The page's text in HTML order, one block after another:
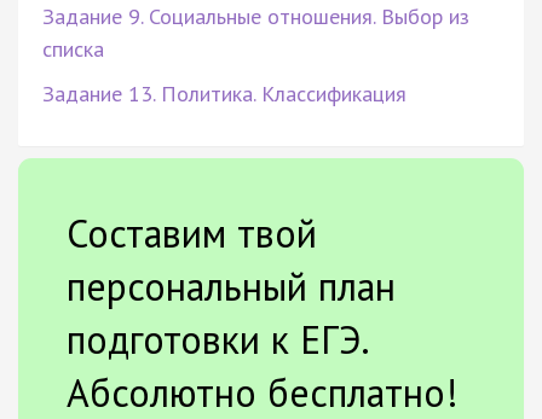
Задание 9. Социальные отношения. Выбор из
списка
Задание 13. Политика. Классификация
Составим твой
персональный план
подготовки к ЕГЭ.
Абсолютно бесплатно!